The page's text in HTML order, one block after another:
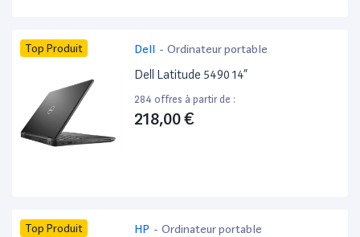
Top Produit Dell - Ordinateur portable
Dell Latitude 5490 14”
284 offres à partir de :
218,00 €
Top Produit HP - Ordinateur portable